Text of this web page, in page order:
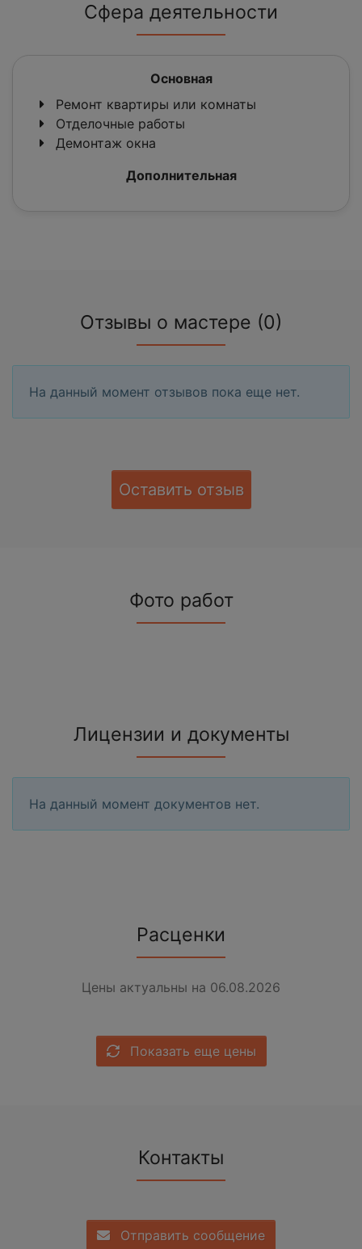
Сфера деятельности
Основная
Ремонт квартиры или комнаты
Отделочные работы
Демонтаж окна
Дополнительная
Отзывы о мастере (0)
На данный момент отзывов пока еще нет.
Оставить отзыв
Фото работ
Лицензии и документы
На данный момент документов нет.
Расценки
Цены актуальны на 06.08.2026
Показать еще цены
Контакты
Отправить сообщение